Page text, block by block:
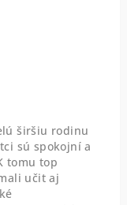
5 hviezdičiek.
5 hviezdičiek.
širšiu rodinu
sú spokojní a
tomu top
učit aj